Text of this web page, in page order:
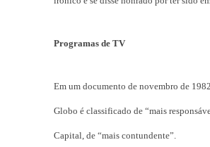
Programas de TV
Em um documento de novembro de
Globo é classificado de “mais
Capital, de “mais contundente”.